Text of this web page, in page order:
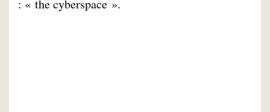
: « the cyberspace ».